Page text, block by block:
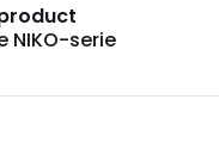
product
NIKO-serie